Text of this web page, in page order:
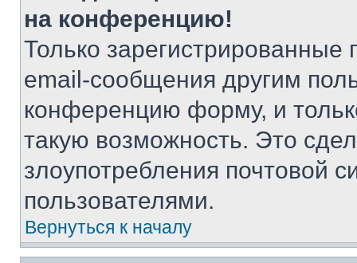
на конференцию!
Только зарегистрированные
email-сообщения другим
конференцию форму, и
такую возможность. Это
злоупотребления почтовой
пользователями.
Вернуться к началу